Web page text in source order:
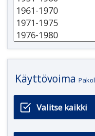
Käyttövoima